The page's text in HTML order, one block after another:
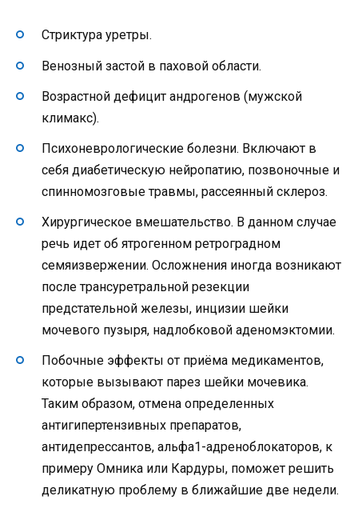
Стриктура уретры.
Венозный застой в паховой области.
Возрастной дефицит андрогенов (мужской
климакс).
Психоневрологические болезни. Включают в
себя диабетическую нейропатию, позвоночные и
спинномозговые травмы, рассеянный склероз.
Хирургическое вмешательство. В данном случае
речь идет об ятрогенном ретроградном
семяизвержении. Осложнения иногда возникают
после трансуретральной резекции
предстательной железы, инцизии шейки
мочевого пузыря, надлобковой аденомэктомии.
Побочные эффекты от приёма медикаментов,
которые вызывают парез шейки мочевика.
Таким образом, отмена определенных
антигипертензивных препаратов,
антидепрессантов, альфа1-адреноблокаторов, к
примеру Омника или Кардуры, поможет решить
деликатную проблему в ближайшие две недели.